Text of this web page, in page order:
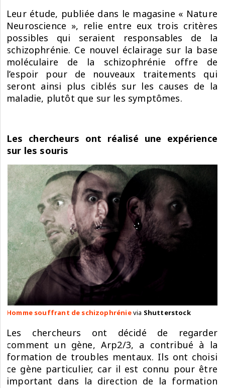
Leur étude, publiée dans le magasine « Nature
Neuroscience », relie entre eux trois critères
possibles qui seraient responsables de la
schizophrénie. Ce nouvel éclairage sur la base
moléculaire de la schizophrénie offre de
l’espoir pour de nouveaux traitements qui
seront ainsi plus ciblés sur les causes de la
maladie, plutôt que sur les symptômes.
Les chercheurs ont réalisé une expérience
sur les souris
Homme souffrant de schizophrénievia Shutterstock
Les chercheurs ont décidé de regarder
comment un gène, Arp2/3, a contribué à la
formation de troubles mentaux. Ils ont choisi
ce gène particulier, car il est connu pour être
important dans la direction de la formation